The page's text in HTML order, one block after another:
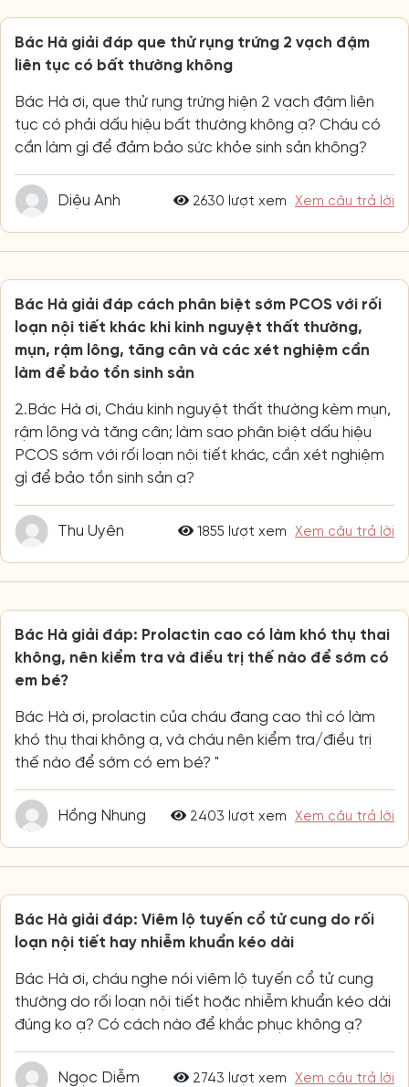
Bác Hà giải đáp que thử rụng trứng 2 vạch đậm
liên tục có bất thường không
Bác Hà ơi, que thử rụng trứng hiện 2 vạch đậm liên
tục có phải dấu hiệu bất thường không ạ? Cháu có
cần làm gì để đảm bảo sức khỏe sinh sản không?
Diệu Anh 2630 lượt xem Xem câu trả lời
Bác Hà giải đáp cách phân biệt sớm PCOS với rối
loạn nội tiết khác khi kinh nguyệt thất thường,
mụn, rậm lông, tăng cân và các xét nghiệm cần
làm để bảo tồn sinh sản
2.Bác Hà ơi, Cháu kinh nguyệt thất thường kèm mụn,
rậm lông và tăng cân; làm sao phân biệt dấu hiệu
PCOS sớm với rối loạn nội tiết khác, cần xét nghiệm
gì để bảo tồn sinh sản ạ?
Thu Uyên 1855 lượt xem Xem câu trả lời
Bác Hà giải đáp: Prolactin cao có làm khó thụ thai
không, nên kiểm tra và điều trị thế nào để sớm có
em bé?
Bác Hà ơi, prolactin của cháu đang cao thì có làm
khó thụ thai không ạ, và cháu nên kiểm tra/điều trị
thế nào để sớm có em bé? "
Hồng Nhung 2403 lượt xem Xem câu trả lời
Bác Hà giải đáp: Viêm lộ tuyến cổ tử cung do rối
loạn nội tiết hay nhiễm khuẩn kéo dài
Bác Hà ơi, cháu nghe nói viêm lộ tuyến cổ tử cung
thường do rối loạn nội tiết hoặc nhiễm khuẩn kéo dài
đúng ko ạ? Có cách nào để khắc phục không ạ?
Ngọc Diễm 2743 lượt xem Xem câu trả lời